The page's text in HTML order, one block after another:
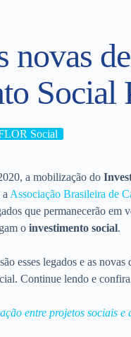
novas
Social
Social
a mobilização do
Associação Brasileira de
que permanecerão em
o investimento social.
esses legados e as
Continue lendo e
entre projetos sociais